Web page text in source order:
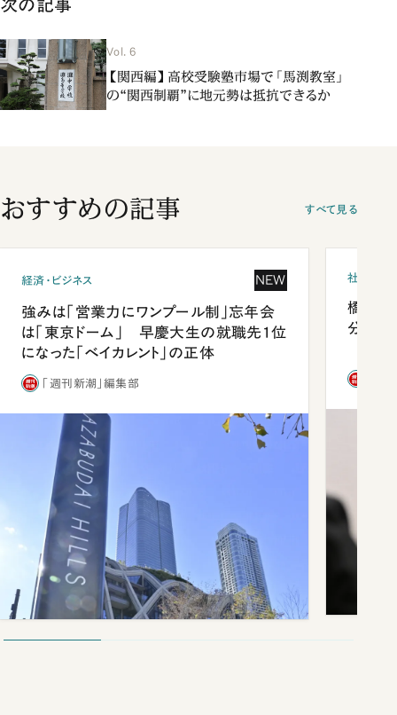
次の記事
Vol. 6
【関西編】高校受験塾市場で「馬渕教室」
の“関西制覇”に地元勢は抵抗できるか
おすすめの記事 すべて見る
経済・ビジネス NEW
強みは「営業力にワンプール制」忘年会
は「東京ドーム」 早慶大生の就職先1位
になった「ベイカレント」の正体
「週刊新潮」編集部
社会
橋本愛
分 佐